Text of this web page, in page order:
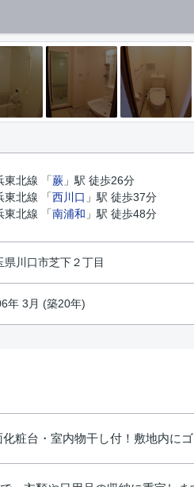
東北線 「蕨 」駅 徒歩26分
東北線 「西川口 」駅 徒歩37分
東北線 「南浦和 」駅 徒歩48分
県川口市芝下２丁目
年 3月 (築20年)
粧台・室内物干し付！敷地内にゴ